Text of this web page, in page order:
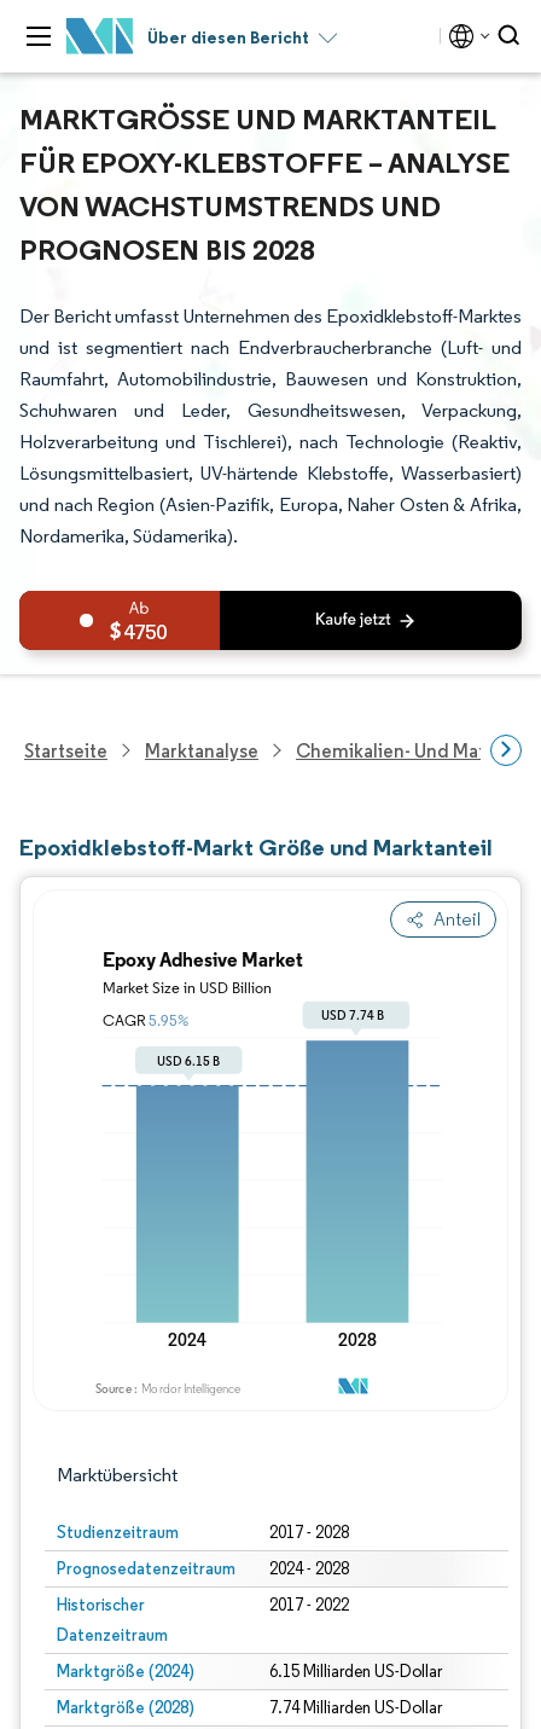
Über diesen Bericht
MARKTGRÖSSE UND MARKTANTEIL F
ÜR EPOXY-KLEBSTOFFE – ANALYSE V
ON WACHSTUMSTRENDS UND P
ROGNOSEN BIS 2028
Der Bericht umfasst Unternehmen des Epoxidklebstoff-Marktes
und ist segmentiert nach Endverbraucherbranche (Luft- und
Raumfahrt, Automobilindustrie, Bauwesen und Konstruktion,
Schuhwaren und Leder, Gesundheitswesen, Verpackung,
Holzverarbeitung und Tischlerei), nach Technologie (Reaktiv,
Lösungsmittelbasiert, UV-härtende Klebstoffe, Wasserbasiert)
und nach Region (Asien-Pazifik, Europa, Naher Osten & Afrika,
Nordamerika, Südamerika).
4750
Startseite Marktanalyse Chemikalien- Und
Epoxidklebstoff-Markt Größe und Marktanteil
Anteil
Marktübersicht
Studienzeitraum 2017 - 2028
Prognosedatenzeitraum 2024 - 2028
Historischer
Datenzeitraum
2017 - 2022
Marktgröße (2024) 6.15 Milliarden US-Dollar
Marktgröße (2028) 7.74 Milliarden US-Dollar